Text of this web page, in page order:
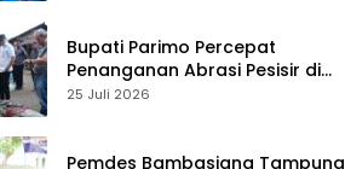
Bupati Parimo Percepat
Penanganan Abrasi Pesisir di
Desa Palasa Tengah
25 Juli 2026
Pemdes Bambasiang Tampung